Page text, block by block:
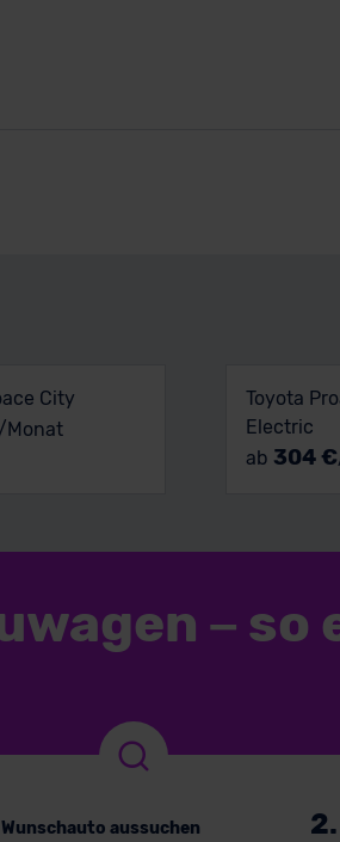
City
/Monat
Toyota
Electric
ab 304 €
– so
Wunschauto aussuchen 2.